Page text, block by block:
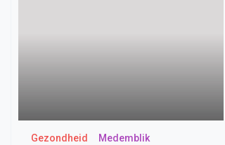
Gezondheid Medemblik